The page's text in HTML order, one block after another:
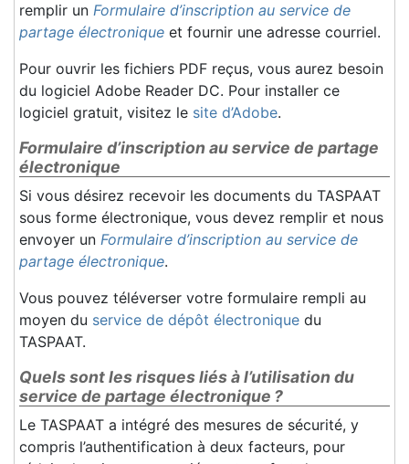
remplir un Formulaire d’inscription au service de
partage électronique et fournir une adresse courriel.
Pour ouvrir les fichiers PDF reçus, vous aurez besoin
du logiciel Adobe Reader DC. Pour installer ce
logiciel gratuit, visitez le site d’Adobe.
Formulaire d’inscription au service de partage
électronique
Si vous désirez recevoir les documents du TASPAAT
sous forme électronique, vous devez remplir et nous
envoyer un Formulaire d’inscription au service de
partage électronique.
Vous pouvez téléverser votre formulaire rempli au
moyen du service de dépôt électronique du
TASPAAT.
Quels sont les risques liés à l’utilisation du
service de partage électronique ?
Le TASPAAT a intégré des mesures de sécurité, y
compris l’authentification à deux facteurs, pour